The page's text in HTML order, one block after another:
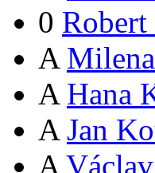
0
A
A Hana
A Jan
A